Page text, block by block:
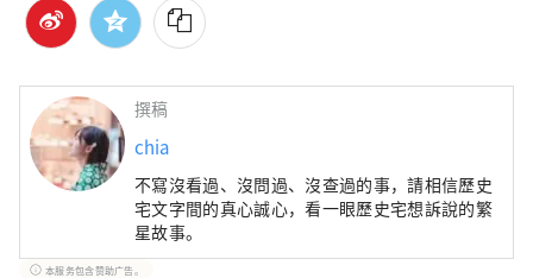
撰稿
chia
不寫沒看過、沒問過、沒查過的事，請相信歷史
宅文字間的真心誠心，看一眼歷史宅想訴說的繁
星故事。
本服务包含赞助广告。